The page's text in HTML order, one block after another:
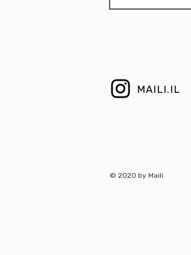
MAILI.IL
© 2020 by Maili